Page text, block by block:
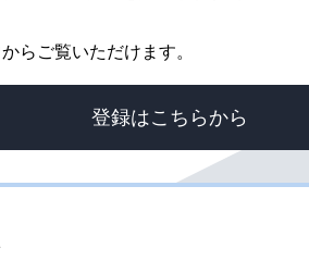
部
らご覧いただけます。
登録はこちらから